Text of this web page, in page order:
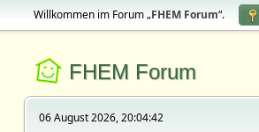
Willkommen im Forum „FHEM Forum“.
FHEM Forum
06 August 2026, 20:04:42